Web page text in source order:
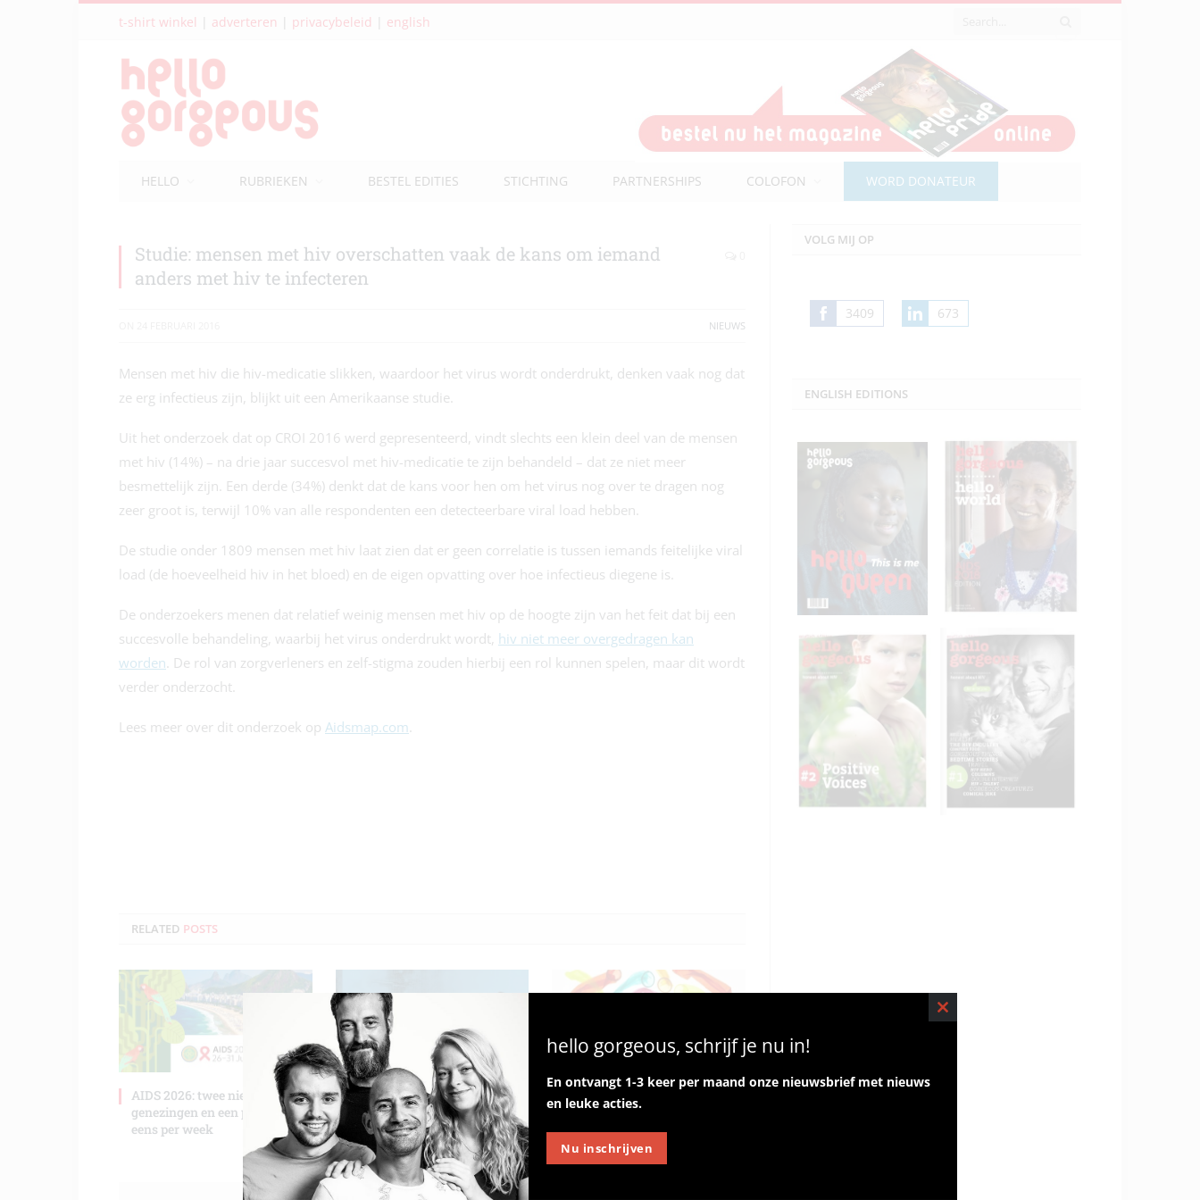
t-shirt winkel adverteren privacybeleid english
HELLO RUBRIEKEN BESTEL EDITIES STICHTING PARTNERSHIPS COLOFON WORD DONATEUR
Studie: mensen met hiv overschatten vaak de kans om iemand
anders met hiv te infecteren
NIEUWS
Mensen met hiv die hiv-medicatie slikken, waardoor het virus wordt onderdrukt, denken vaak nog dat
ze erg infectieus zijn, blijkt uit een Amerikaanse studie.
Uit het onderzoek dat op CROI 2016 werd gepresenteerd, vindt slechts een klein deel van de mensen
met hiv (14%) – na drie jaar succesvol met hiv-medicatie te zijn behandeld – dat ze niet meer
besmettelijk zijn. Een derde (34%) denkt dat de kans voor hen om het virus nog over te dragen nog
zeer groot is, terwijl 10% van alle respondenten een detecteerbare viral load hebben.
De studie onder 1809 mensen met hiv laat zien dat er geen correlatie is tussen iemands feitelijke viral
load (de hoeveelheid hiv in het bloed) en de eigen opvatting over hoe infectieus diegene is.
De onderzoekers menen dat relatief weinig mensen met hiv op de hoogte zijn van het feit dat bij een
succesvolle behandeling, waarbij het virus onderdrukt wordt, hiv niet meer overgedragen kan
worden . De rol van zorgverleners en zelf-stigma zouden hierbij een rol kunnen spelen, maar dit wordt
verder onderzocht.
Lees meer over dit onderzoek op Aidsmap.com
RELATED POSTS
AIDS 2026: twee nieuwe hiv-
genezingen en een pil voor
eens per week
Bekende afslankmiddelen
blijken mogelijk waardevol bij
hiv
Condoomprijzen stijgen door
oorlog in Iran
VOLG MIJ OP
3409
Share
673
Share
ENGLISH EDITIONS
hello gorgeous, schrijf je nu in!
En ontvangt 1-3 keer per maand onze nieuwsbrief met nieuws
en leuke acties.
Nu inschrijven